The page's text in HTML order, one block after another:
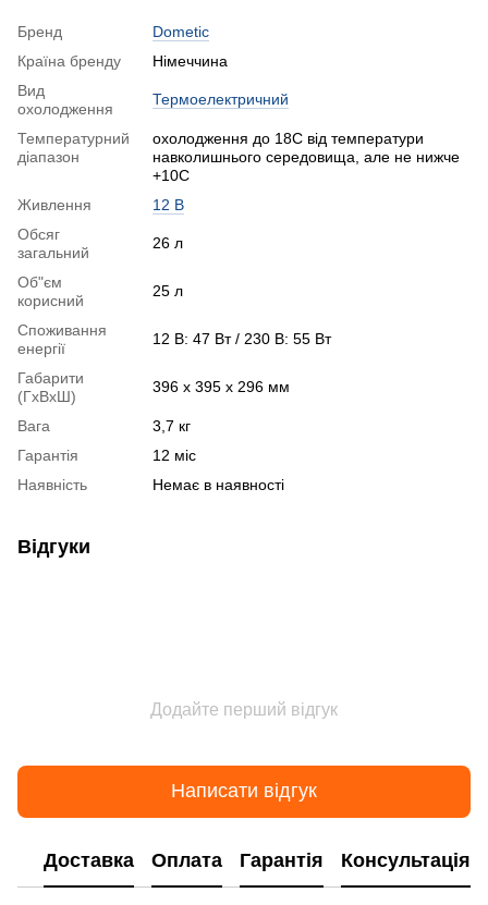
Бренд
Dometic
Країна бренду
Німеччина
Вид
охолодження
Термоелектричний
Температурний
діапазон
охолодження до 18С від температури
навколишнього середовища, але не нижче
+10С
Живлення
12 В
Обсяг
загальний
26 л
Об"єм
корисний
25 л
Споживання
енергії
12 В: 47 Вт / 230 В: 55 Вт
Габарити
(ГхВхШ)
396 х 395 х 296 мм
Вага
3,7 кг
Гарантія
12 міс
Наявність
Немає в наявності
Відгуки
Додайте перший відгук
Написати відгук
Доставка Оплата Гарантія Консультація